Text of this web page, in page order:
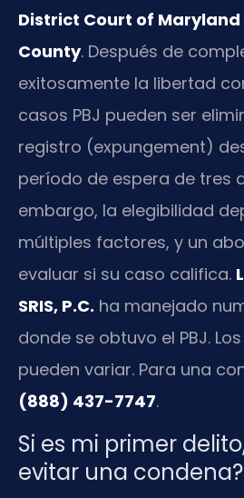
District Court of
County. Después de
exitosamente la libertad
casos PBJ pueden ser
registro (expungement)
período de espera de tres
embargo, la elegibilidad
múltiples factores, y un
evaluar si su caso califica.
SRIS, P.C. ha manejado
donde se obtuvo el PBJ.
pueden variar. Para una
(888) 437-7747.
Si es mi primer
evitar una condena?